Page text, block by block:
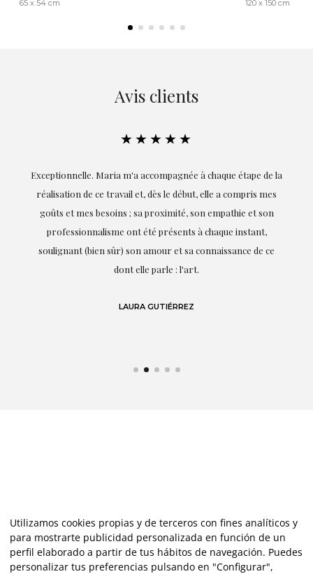
65 x 54 cm 120 x 150 cm
Avis clients
★★★★★
Exceptionnelle. Maria m'a accompagnée à chaque étape de la
réalisation de ce travail et, dès le début, elle a compris mes
goûts et mes besoins ; sa proximité, son empathie et son
professionnalisme ont été présents à chaque instant,
soulignant (bien sûr) son amour et sa connaissance de ce
dont elle parle : l'art.
LAURA GUTIÉRREZ
Utilizamos cookies propias y de terceros con fines analíticos y
para mostrarte publicidad personalizada en función de un
perfil elaborado a partir de tus hábitos de navegación. Puedes
personalizar tus preferencias pulsando en "Configurar",